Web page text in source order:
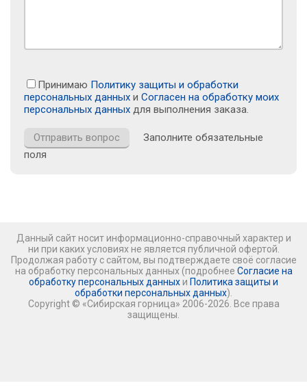
Принимаю Политику защиты и обработки
персональных данных и Согласен на обработку моих
персональных данных для выполнения заказа.
Заполните обязательные
поля
Данный сайт носит информационно-справочный характер и
ни при каких условиях не является публичной офертой.
Продолжая работу с сайтом, вы подтверждаете своё согласие
на обработку персональных данных (подробнее Согласие на
обработку персональных данных и Политика защиты и
обработки персональных данных).
Copyright © «Сибирская горница» 2006-2026. Все права
защищены.